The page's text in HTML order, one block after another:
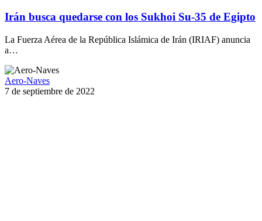
Irán busca quedarse con los Sukhoi Su-35 de Egipto
La Fuerza Aérea de la República Islámica de Irán (IRIAF) anuncia
a…
Aero-Naves
7 de septiembre de 2022